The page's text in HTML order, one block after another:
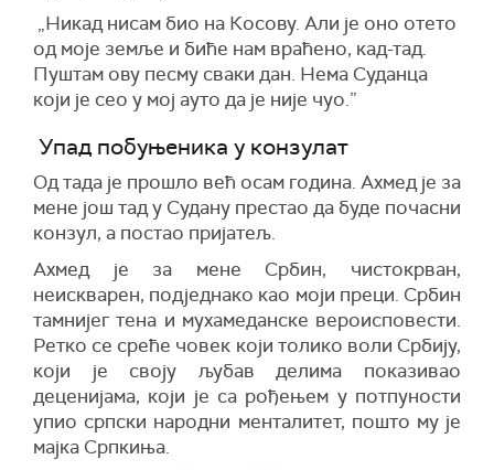
„Никад нисам био на Косову. Али је оно отето
од моје земље и биће нам враћено, кад-тад.
Пуштам ову песму сваки дан. Нема Суданца
који је сео у мој ауто да је није чуо.”
Упад побуњеника у конзулат
Од тада је прошло већ осам година. Ахмед је за
мене још тад у Судану престао да буде почасни
конзул, а постао пријатељ.
Ахмед је за мене Србин, чистокрван,
неискварен, подједнако као моји преци. Србин
тамнијег тена и мухамеданске вероисповести.
Ретко се среће човек који толико воли Србију,
који је своју љубав делима показивао
деценијама, који је са рођењем у потпуности
упио српски народни менталитет, пошто му је
мајка Српкиња.